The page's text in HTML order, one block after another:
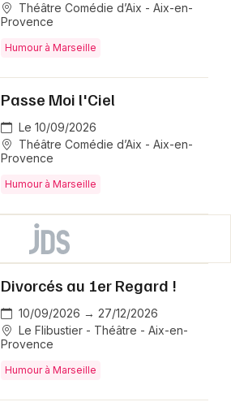
Théâtre Comédie d’Aix - Aix-en-
Provence
Humour à Marseille
Passe Moi l'Ciel
Le 10/09/2026
Théâtre Comédie d’Aix - Aix-en-
Provence
Humour à Marseille
Divorcés au 1er Regard !
10/09/2026 → 27/12/2026
Le Flibustier - Théâtre - Aix-en-
Provence
Humour à Marseille